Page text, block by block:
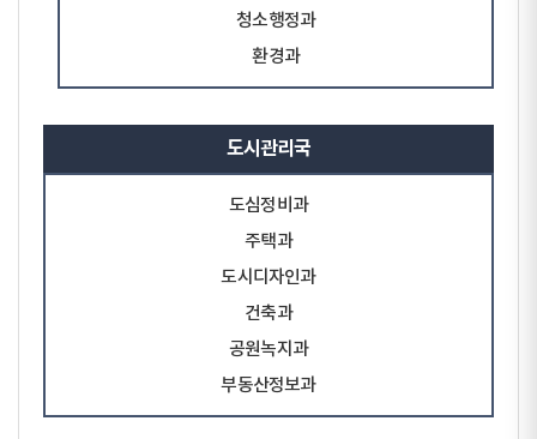
청소행정과
환경과
도시관리국
도심정비과
주택과
도시디자인과
건축과
공원녹지과
부동산정보과